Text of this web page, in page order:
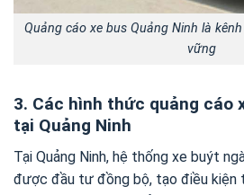
Quảng cáo xe bus Quảng Ninh là
vững
3. Các hình thức quảng cáo
tại Quảng Ninh
Tại Quảng Ninh, hệ thống xe buýt
được đầu tư đồng bộ, tạo điều kiện